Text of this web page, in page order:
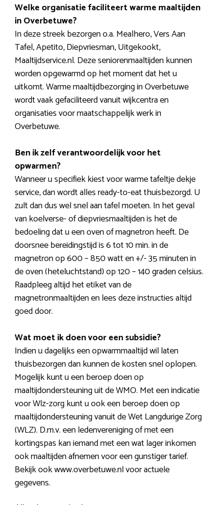
Welke organisatie faciliteert warme maaltijden
in Overbetuwe?
In deze streek bezorgen o.a. Mealhero, Vers Aan
Tafel, Apetito, Diepvriesman, Uitgekookt,
Maaltijdservice.nl. Deze seniorenmaaltijden kunnen
worden opgewarmd op het moment dat het u
uitkomt. Warme maaltijdbezorging in Overbetuwe
wordt vaak gefaciliteerd vanuit wijkcentra en
organisaties voor maatschappelijk werk in
Overbetuwe.
Ben ik zelf verantwoordelijk voor het
opwarmen?
Wanneer u specifiek kiest voor warme tafeltje dekje
service, dan wordt alles ready-to-eat thuisbezorgd. U
zult dan dus wel snel aan tafel moeten. In het geval
van koelverse- of diepvriesmaaltijden is het de
bedoeling dat u een oven of magnetron heeft. De
doorsnee bereidingstijd is 6 tot 10 min. in de
magnetron op 600 – 850 watt en +/- 35 minuten in
de oven (heteluchtstand) op 120 – 140 graden celsius.
Raadpleeg altijd het etiket van de
magnetronmaaltijden en lees deze instructies altijd
goed door.
Wat moet ik doen voor een subsidie?
Indien u dagelijks een opwarmmaaltijd wil laten
thuisbezorgen dan kunnen de kosten snel oplopen.
Mogelijk kunt u een beroep doen op
maaltijdondersteuning uit de WMO. Met een indicatie
voor Wlz-zorg kunt u ook een beroep doen op
maaltijdondersteuning vanuit de Wet Langdurige Zorg
(WLZ). D.m.v. een ledenvereniging of met een
kortingspas kan iemand met een wat lager inkomen
ook maaltijden afnemen voor een gunstiger tarief.
Bekijk ook www.overbetuwe.nl voor actuele
gegevens.